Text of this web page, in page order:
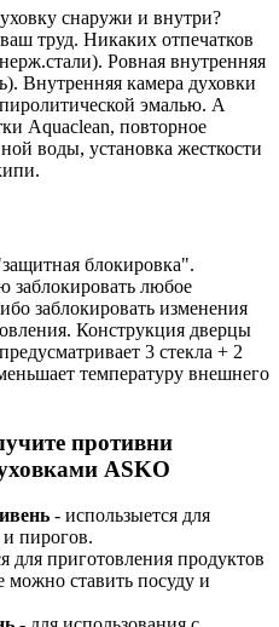
снаружи и внутри?
труд. Никаких отпечатков
Ровная внутренняя
Внутренняя камера духовки
эмалью. А
Aquaclean, повторное
воды, установка жесткости
блокировка".
заблокировать любое
заблокировать изменения
Конструкция дверцы
3 стекла + 2
температуру внешнего
противни
ASKO
- использыется для
пирогов.
для приготовления продуктов
можно ставить посуду и